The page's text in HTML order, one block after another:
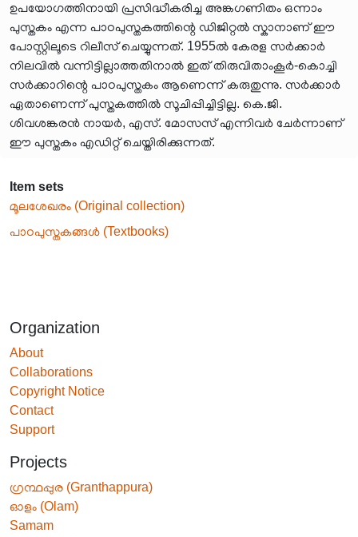
ഉപയോഗത്തിനായി പ്രസിദ്ധീകരിച്ച അങ്കഗണിതം ഒന്നാം
പുസ്തകം എന്ന പാഠപുസ്തകത്തിന്റെ ഡിജിറ്റൽ സ്കാനാണ് ഈ
പോസ്റ്റിലൂടെ റിലീസ് ചെയ്യുന്നത്. 1955ൽ കേരള സർക്കാർ
നിലവിൽ വന്നിട്ടില്ലാത്തതിനാൽ ഇത് തിരുവിതാംകൂർ-കൊച്ചി
സർക്കാറിന്റെ പാഠപുസ്തകം ആണെന്ന് കരുതുന്നു. സർക്കാർ
ഏതാണെന്ന് പുസ്തകത്തിൽ സൂചിപ്പിച്ചിട്ടില്ല. കെ.ജി.
ശിവശങ്കരൻ നായർ, എസ്. മോസസ് എന്നിവർ ചേർന്നാണ്
ഈ പുസ്തകം എഡിറ്റ് ചെയ്തിരിക്കുന്നത്.
Item sets
മൂലശേഖരം (Original collection)
പാഠപുസ്തകങ്ങൾ (Textbooks)
Organization
About
Collaborations
Copyright Notice
Contact
Support
Projects
ഗ്രന്ഥപ്പുര (Granthappura)
ഓളം (Olam)
Samam